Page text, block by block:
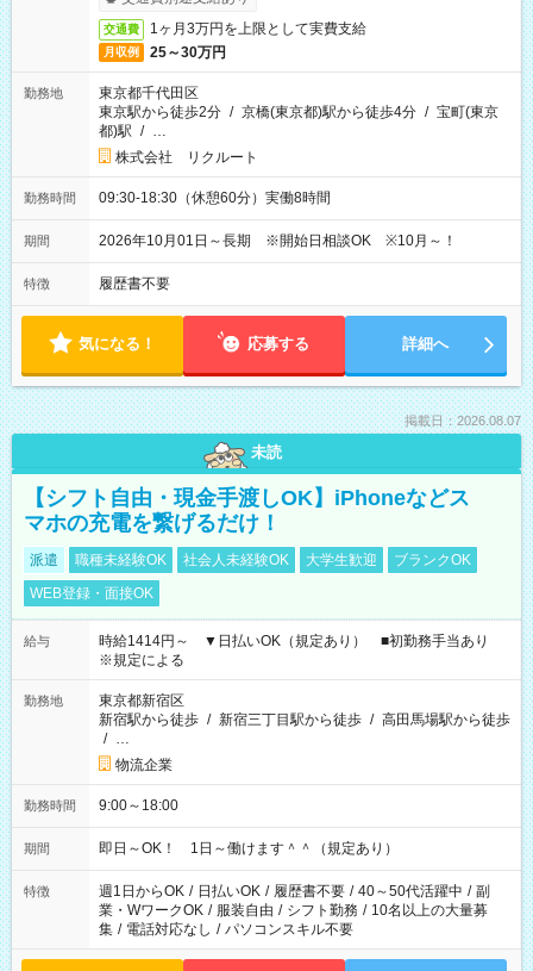
交通費 1ヶ月3万円を上限として実費支給
月収例 25～30万円
勤務地
東京都千代田区
東京駅から徒歩2分 / 京橋(東京都)駅から徒歩4分 / 宝町(東京
都)駅 / …
株式会社 リクルート
勤務時間 09:30-18:30（休憩60分）実働8時間
期間 2026年10月01日～長期 ※開始日相談OK ※10月～！
特徴 履歴書不要
気になる！ 応募する 詳細へ
掲載日：2026.08.07
未読
【シフト自由・現金手渡しOK】iPhoneなどス
マホの充電を繋げるだけ！
派遣 職種未経験OK 社会人未経験OK 大学生歓迎
ブランクOK
WEB登録・面接OK
給与
時給1414円～ ▼日払いOK（規定あり） ■初勤務手当あり
※規定による
勤務地
東京都新宿区
新宿駅から徒歩 / 新宿三丁目駅から徒歩 / 高田馬場駅から徒歩
/ …
物流企業
勤務時間 9:00～18:00
期間 即日～OK！ 1日～働けます＾＾（規定あり）
特徴 週1日からOK / 日払いOK / 履歴書不要 / 40～50代活躍中 / 副
業・WワークOK / 服装自由 / シフト勤務 / 10名以上の大量募
集 / 電話対応なし / パソコンスキル不要